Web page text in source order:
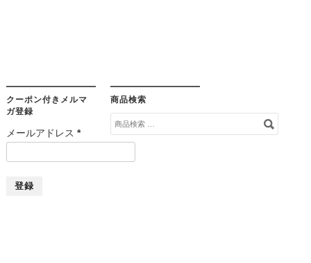
クーポン付きメルマ
ガ登録
メールアドレス *
商品検索
検
索
象: